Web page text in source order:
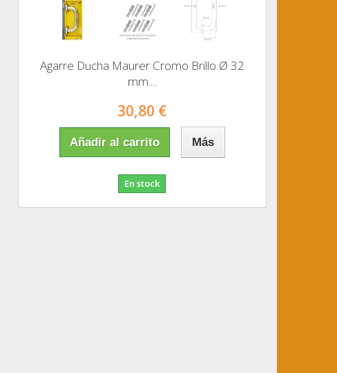
Agarre Ducha Maurer Cromo Brillo Ø 32
mm....
30,80 €
Añadir al carrito Más
En stock